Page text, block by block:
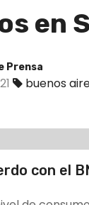
en
Prensa
buenos
con el